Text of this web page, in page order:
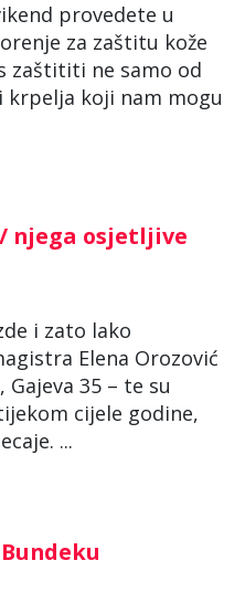
provedete u
za zaštitu kože
zaštititi ne samo od
krpelja koji nam mogu
njega osjetljive
i zato lako
Elena Orozović
35 – te su
cijele godine,
...